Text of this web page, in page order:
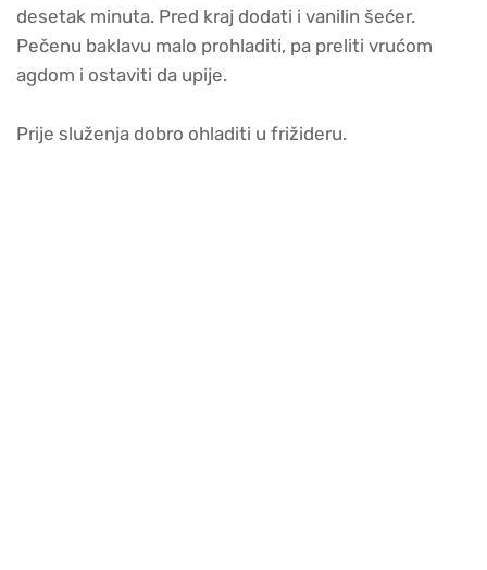
desetak minuta. Pred kraj dodati i vanilin šećer.
Pečenu baklavu malo prohladiti, pa preliti vrućom
agdom i ostaviti da upije.
Prije služenja dobro ohladiti u frižideru.